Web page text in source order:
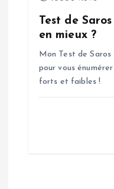
Test de
en mieux ?
Mon Test de
pour vous
forts et faibles !